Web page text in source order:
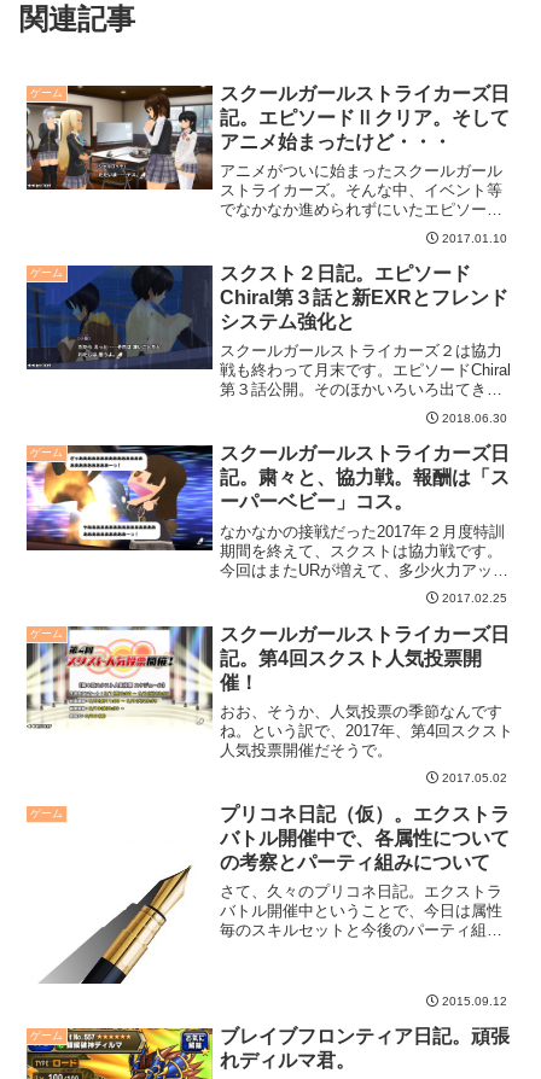
関連記事
ゲーム
スクールガールストライカーズ日
記。エピソードⅡクリア。そして
アニメ始まったけど・・・
アニメがついに始まったスクールガール
ストライカーズ。そんな中、イベント等
でなかなか進められずにいたエピソード
Ⅱ、やっとクリアしましたよ。
EPISODEⅡ完結思えば長かった。エピソ
ードⅡ。賢宮ほたるの成長物語。エピソ
ードⅠの最後がかなり盛り上...
2017.01.10
ゲーム
スクスト２日記。エピソード
Chiral第３話と新EXRとフレンド
システム強化と
スクールガールストライカーズ２は協力
戦も終わって月末です。エピソードChiral
第３話公開。そのほかいろいろ出てきま
2018.06.30
ゲーム
スクールガールストライカーズ日
記。粛々と、協力戦。報酬は「ス
ーパーベビー」コス。
なかなかの接戦だった2017年２月度特訓
期間を終えて、スクストは協力戦です。
今回はまたURが増えて、多少火力アップ
状態なんですがね・・・油断するとレギ
ュラーランキングにすら入れないという
罠が待ってます（苦笑）。
2017.02.25
ゲーム
スクールガールストライカーズ日
記。第4回スクスト人気投票開
催！
おお、そうか、人気投票の季節なんです
ね。という訳で、2017年、第4回スクスト
人気投票開催だそうで。
2017.05.02
ゲーム
プリコネ日記（仮）。エクストラ
バトル開催中で、各属性について
の考察とパーティ組みについて
さて、久々のプリコネ日記。エクストラ
バトル開催中ということで、今日は属性
毎のスキルセットと今後のパーティ組み
2015.09.12
ゲーム
ブレイブフロンティア日記。頑張
れディルマ君。